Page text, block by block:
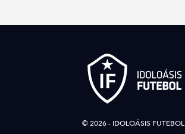
© 2026 - IDOLOÁSIS FUTEBOL